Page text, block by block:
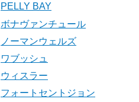
PELLY BAY
ボナヴァンチュール
ノーマンウェルズ
ワブッシュ
ウィスラー
フォートセントジョン